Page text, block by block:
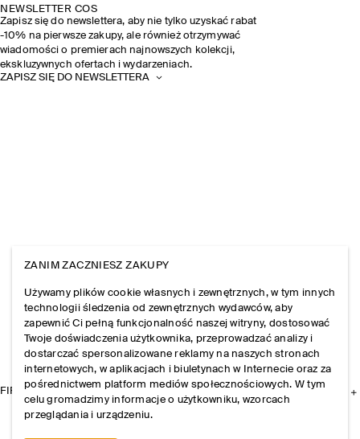
NEWSLETTER COS
Zapisz się do newslettera, aby nie tylko uzyskać rabat
-10% na pierwsze zakupy, ale również otrzymywać
wiadomości o premierach najnowszych kolekcji,
ekskluzywnych ofertach i wydarzeniach.
ZAPISZ SIĘ DO NEWSLETTERA
FIRMA
ZANIM ZACZNIESZ ZAKUPY
Używamy plików cookie własnych i zewnętrznych, w tym innych
technologii śledzenia od zewnętrznych wydawców, aby
zapewnić Ci pełną funkcjonalność naszej witryny, dostosować
Twoje doświadczenia użytkownika, przeprowadzać analizy i
dostarczać spersonalizowane reklamy na naszych stronach
internetowych, w aplikacjach i biuletynach w Internecie oraz za
pośrednictwem platform mediów społecznościowych. W tym
celu gromadzimy informacje o użytkowniku, wzorcach
przeglądania i urządzeniu.